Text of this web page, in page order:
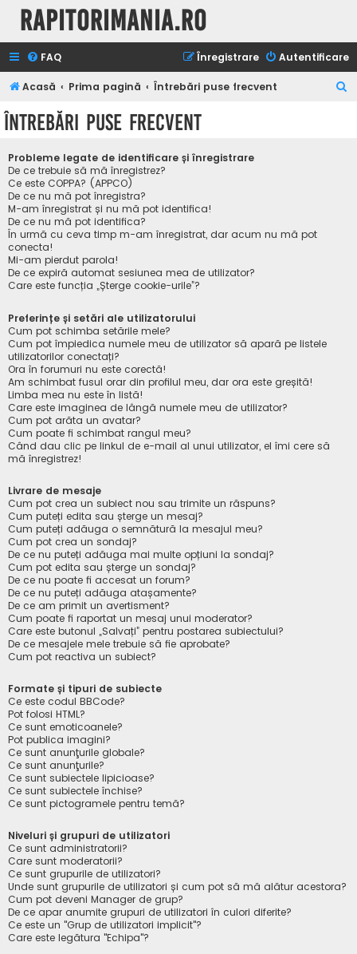
Rapitorimania.ro
FAQ Autentificare
Înregistrare
Acasă Prima pagină Întrebări puse frecvent
Întrebări puse frecvent
Probleme legate de identificare și înregistrare
De ce trebuie să mă înregistrez?
Ce este COPPA? (APPCO)
De ce nu mă pot înregistra?
M-am înregistrat și nu mă pot identifica!
De ce nu mă pot identifica?
În urmă cu ceva timp m-am înregistrat, dar acum nu mă pot
conecta!
Mi-am pierdut parola!
De ce expiră automat sesiunea mea de utilizator?
Care este funcția „Șterge cookie-urile”?
Preferințe și setări ale utilizatorului
Cum pot schimba setările mele?
Cum pot împiedica numele meu de utilizator să apară pe listele
utilizatorilor conectați?
Ora în forumuri nu este corectă!
Am schimbat fusul orar din profilul meu, dar ora este greșită!
Limba mea nu este în listă!
Care este imaginea de lângă numele meu de utilizator?
Cum pot arăta un avatar?
Cum poate fi schimbat rangul meu?
Când dau clic pe linkul de e-mail al unui utilizator, el îmi cere să
mă înregistrez!
Livrare de mesaje
Cum pot crea un subiect nou sau trimite un răspuns?
Cum puteți edita sau șterge un mesaj?
Cum puteți adăuga o semnătură la mesajul meu?
Cum pot crea un sondaj?
De ce nu puteți adăuga mai multe opțiuni la sondaj?
Cum pot edita sau șterge un sondaj?
De ce nu poate fi accesat un forum?
De ce nu puteți adăuga atașamente?
De ce am primit un avertisment?
Cum poate fi raportat un mesaj unui moderator?
Care este butonul „Salvați” pentru postarea subiectului?
De ce mesajele mele trebuie să fie aprobate?
Cum pot reactiva un subiect?
Formate și tipuri de subiecte
Ce este codul BBCode?
Pot folosi HTML?
Ce sunt emoticoanele?
Pot publica imagini?
Ce sunt anunţurile globale?
Ce sunt anunţurile?
Ce sunt subiectele lipicioase?
Ce sunt subiectele închise?
Ce sunt pictogramele pentru temă?
Niveluri și grupuri de utilizatori
Ce sunt administratorii?
Care sunt moderatorii?
Ce sunt grupurile de utilizatori?
Unde sunt grupurile de utilizatori și cum pot să mă alătur acestora?
Cum pot deveni Manager de grup?
De ce apar anumite grupuri de utilizatori în culori diferite?
Ce este un "Grup de utilizatori implicit"?
Care este legătura "Echipa"?